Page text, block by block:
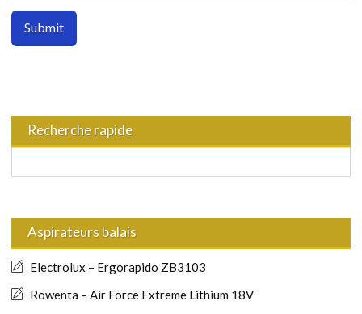
Recherche rapide
Aspirateurs balais
Electrolux – Ergorapido ZB3103
Rowenta – Air Force Extreme Lithium 18V